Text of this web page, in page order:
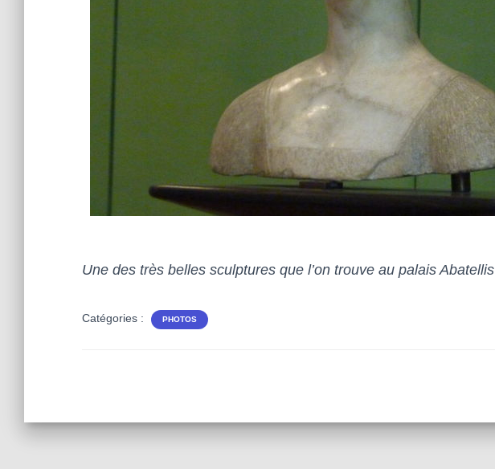
Une des très belles sculptures que l’on trouve au palais Abatellis
Catégories : PHOTOS